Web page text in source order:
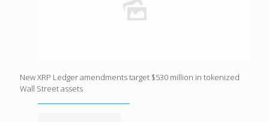
New XRP Ledger amendments target $530 million in tokenized
Wall Street assets